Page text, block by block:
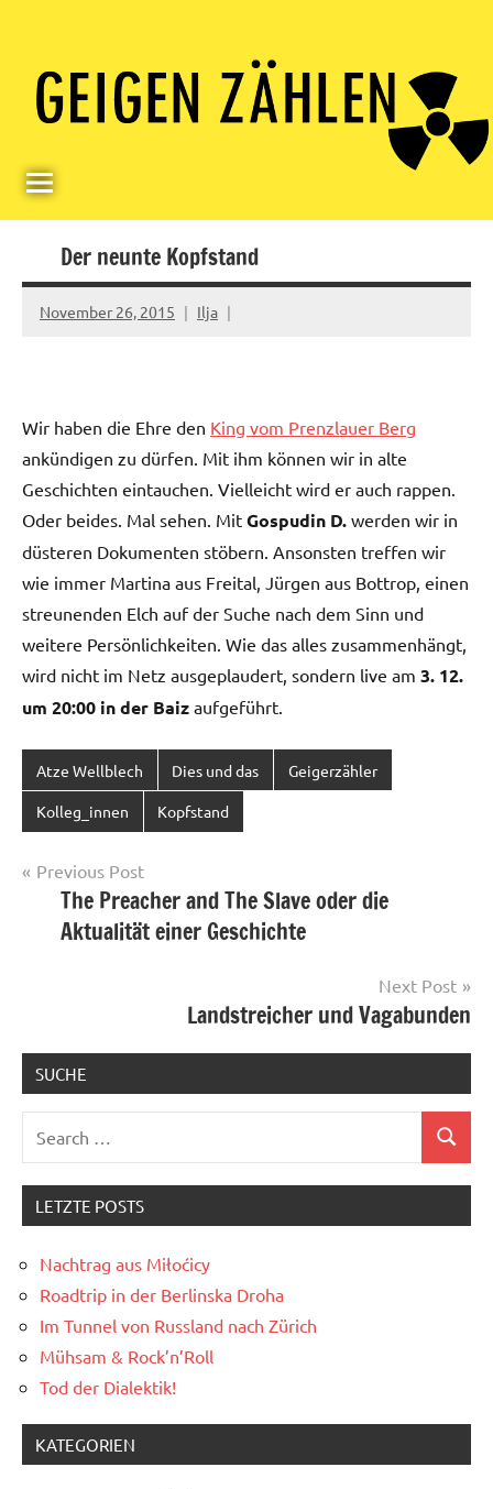
contentGeigerzähler
Der neunte Kopfstand
November 26, 2015 Ilja
Wir haben die Ehre den King vom Prenzlauer Berg
ankündigen zu dürfen. Mit ihm können wir in alte
Geschichten eintauchen. Vielleicht wird er auch rappen.
Oder beides. Mal sehen. Mit Gospudin D. werden wir in
düsteren Dokumenten stöbern. Ansonsten treffen wir
wie immer Martina aus Freital, Jürgen aus Bottrop, einen
streunenden Elch auf der Suche nach dem Sinn und
weitere Persönlichkeiten. Wie das alles zusammenhängt,
wird nicht im Netz ausgeplaudert, sondern live am 3. 12.
um 20:00 in der Baiz aufgeführt.
Atze Wellblech Dies und das Geigerzähler
Kolleg_innen Kopfstand
Post
navigation
Previous Post
The Preacher and The Slave oder die
Aktualität einer Geschichte
Next Post
Landstreicher und Vagabunden
SUCHE
Search
LETZTE POSTS
Nachtrag aus Miłoćicy
Roadtrip in der Berlinska Droha
Im Tunnel von Russland nach Zürich
Mühsam & Rock’n’Roll
Tod der Dialektik!
KATEGORIEN